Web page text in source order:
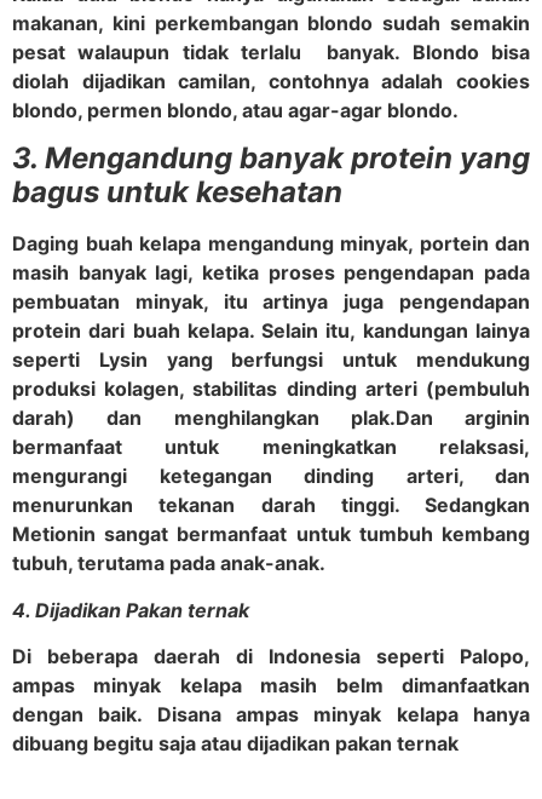
makanan, kini perkembangan blondo sudah semakin
pesat walaupun tidak terlalu banyak. Blondo bisa
diolah dijadikan camilan, contohnya adalah cookies
blondo, permen blondo, atau agar-agar blondo.
3. Mengandung banyak protein yang
bagus untuk kesehatan
Daging buah kelapa mengandung minyak, portein dan
masih banyak lagi, ketika proses pengendapan pada
pembuatan minyak, itu artinya juga pengendapan
protein dari buah kelapa. Selain itu, kandungan lainya
seperti Lysin yang berfungsi untuk mendukung
produksi kolagen, stabilitas dinding arteri (pembuluh
darah) dan menghilangkan plak.Dan arginin
bermanfaat untuk meningkatkan relaksasi,
mengurangi ketegangan dinding arteri, dan
menurunkan tekanan darah tinggi. Sedangkan
Metionin sangat bermanfaat untuk tumbuh kembang
tubuh, terutama pada anak-anak.
4. Dijadikan Pakan ternak
Di beberapa daerah di Indonesia seperti Palopo,
ampas minyak kelapa masih belm dimanfaatkan
dengan baik. Disana ampas minyak kelapa hanya
dibuang begitu saja atau dijadikan pakan ternak